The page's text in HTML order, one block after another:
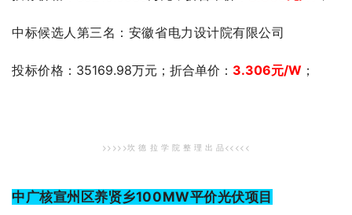
中标候选人第三名：安徽省电力设计院有限公司
投标价格 ：35169.98万元；折合单价： 3.306元/W ；
>>>>>坎 德 拉 学 院 整 理 出 品<<<<<
中广核宣州区养贤乡100MW平价光伏项目